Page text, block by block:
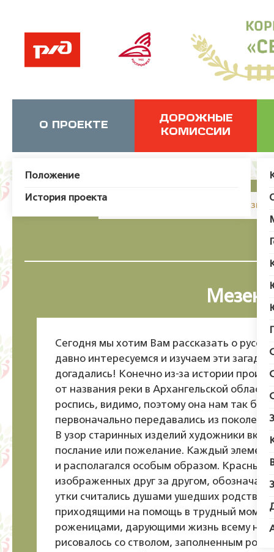
О ПРОЕКТЕ
Положение
История проекта
ДОРОЖНЫЕ
КОМИССИИ
JUser: :_load: Не удалось
Сегодня мы хотим Вам рассказать о
давно интересуемся и изучаем эти
догадались! Конечно из-за истории
от названия реки в Архангельской
роспись, видимо, поэтому она нам так
первоначально передавались из
В узор старинных изделий художники
послание или пожелание. Каждый
и располагался особым образом. Красные
изображенных друг за другом,
утки считались душами ушедших
приходящими на помощь в трудный
роженицами, дарующими жизнь всему на
рисовалось со стволом, заполненным